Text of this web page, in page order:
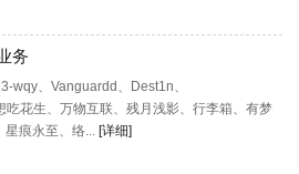
务
wqy、Vanguardd、Dest1n、
花生、万物互联、残月浅影、行李箱、有梦
星痕永至、络... [详细]